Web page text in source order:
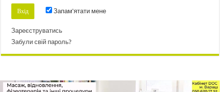
Запам'ятати мене
Зареєструватись
Забули свій пароль?